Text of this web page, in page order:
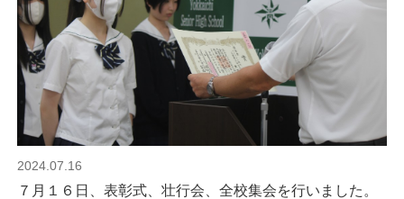
2024.07.16
７月１６日、表彰式、壮行会、全校集会を行いました。